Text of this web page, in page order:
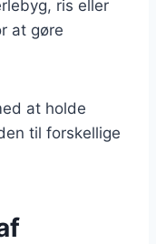
ris eller
at gøre
at holde
til forskellige